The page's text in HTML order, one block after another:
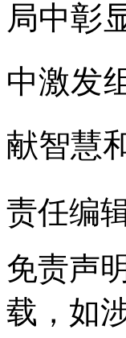
局中彰
中激发
献智慧
责任编
免责声明
载，如